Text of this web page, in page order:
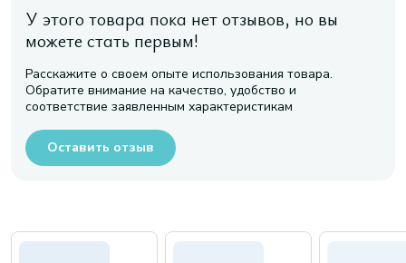
У этого товара пока нет отзывов, но вы
можете стать первым!
Расскажите о своем опыте использования товара.
Обратите внимание на качество, удобство и
соответствие заявленным характеристикам
Оставить отзыв